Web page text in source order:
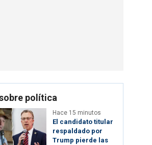
política
Hace 15 minutos
El candidato titular
respaldado por
Trump pierde las